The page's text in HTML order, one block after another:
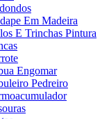
Em Madeira
E Trinchas Pintura
Engomar
Pedreiro